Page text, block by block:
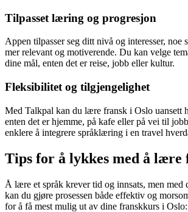
Tilpasset læring og progresjon
Appen tilpasser seg ditt nivå og interesser, noe
mer relevant og motiverende. Du kan velge
dine mål, enten det er reise, jobb eller kultur.
Fleksibilitet og tilgjengelighet
Med Talkpal kan du lære fransk i Oslo uansett
enten det er hjemme, på kafe eller på vei til
enklere å integrere språklæring i en travel
Tips for å lykkes med å lære
Å lære et språk krever tid og innsats, men med
kan du gjøre prosessen både effektiv og
for å få mest mulig ut av dine franskkurs i Oslo: